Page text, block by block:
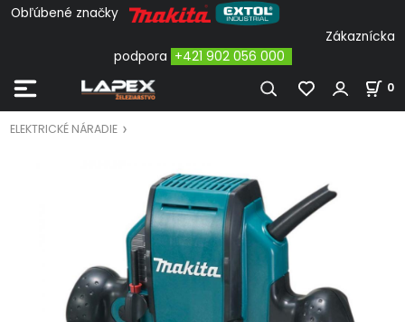
Obľúbené značky
Zákaznícka
podpora +421 902 056 000
0
ELEKTRICKÉ NÁRADIE